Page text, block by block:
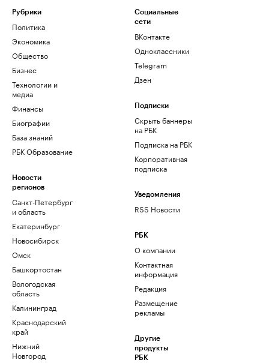
Рубрики
Политика
Экономика
Общество
Бизнес
Технологии и
медиа
Финансы
Биографии
База знаний
РБК Образование
Новости
регионов
Санкт-Петербург
и область
Екатеринбург
Новосибирск
Омск
Башкортостан
Вологодская
область
Калининград
Краснодарский
край
Нижний
Новгород
Социальные
сети
ВКонтакте
Одноклассники
Telegram
Дзен
Подписки
Скрыть баннеры
на РБК
Подписка на РБК
Корпоративная
подписка
Уведомления
RSS Новости
РБК
О компании
Контактная
информация
Редакция
Размещение
рекламы
Другие
продукты
РБК